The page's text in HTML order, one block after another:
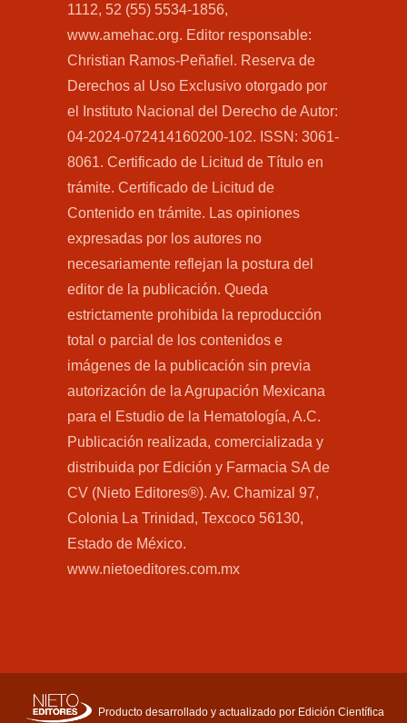
1112, 52 (55) 5534-1856,
www.amehac.org. Editor responsable:
Christian Ramos-Peñafiel. Reserva de
Derechos al Uso Exclusivo otorgado por
el Instituto Nacional del Derecho de Autor:
04-2024-072414160200-102. ISSN: 3061-
8061. Certificado de Licitud de Título en
trámite. Certificado de Licitud de
Contenido en trámite. Las opiniones
expresadas por los autores no
necesariamente reflejan la postura del
editor de la publicación. Queda
estrictamente prohibida la reproducción
total o parcial de los contenidos e
imágenes de la publicación sin previa
autorización de la Agrupación Mexicana
para el Estudio de la Hematología, A.C.
Publicación realizada, comercializada y
distribuida por Edición y Farmacia SA de
CV (Nieto Editores®). Av. Chamizal 97,
Colonia La Trinidad, Texcoco 56130,
Estado de México.
www.nietoeditores.com.mx
Producto desarrollado y actualizado por Edición Científica